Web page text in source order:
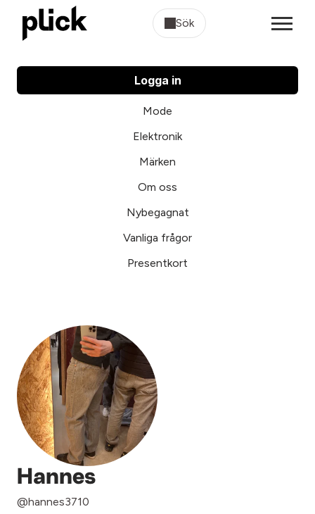
Sök
Logga in
Mode
Elektronik
Märken
Om oss
Nybegagnat
Vanliga frågor
Presentkort
Hannes
@hannes3710